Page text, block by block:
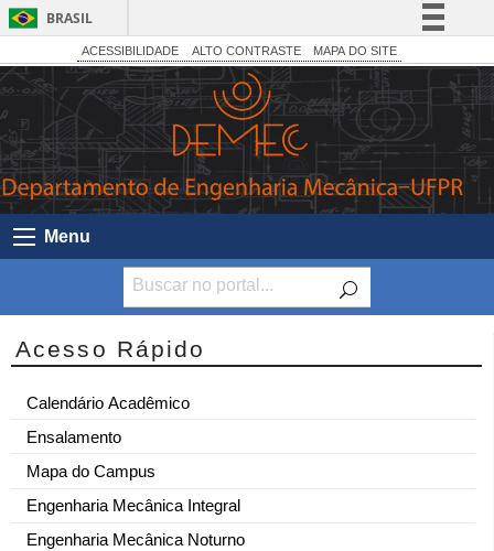
BRASIL
Simplifique!
Comunica BR
Participe
Acesso à informação
Legislação
Canais
ACESSIBILIDADE ALTO CONTRASTE MAPA DO SITE
Menu
Acesso Rápido
Calendário Acadêmico
Ensalamento
Mapa do Campus
Engenharia Mecânica Integral
Engenharia Mecânica Noturno